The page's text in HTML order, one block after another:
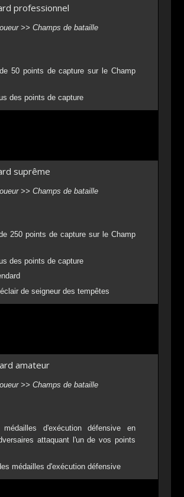
professionnel
>> Champs de bataille
50 points de capture sur le Champ
des points de capture
suprême
>> Champs de bataille
250 points de capture sur le Champ
des points de capture
éclair de seigneur des tempêtes
amateur
>> Champs de bataille
médailles d'exécution défensive en
attaquant l'un de vos points
médailles d'exécution défensive